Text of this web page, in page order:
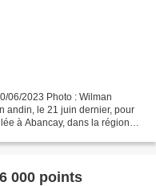
06/2023 Photo : Wilman
andin, le 21 juin dernier, pour
à Abancay, dans la région
000 points